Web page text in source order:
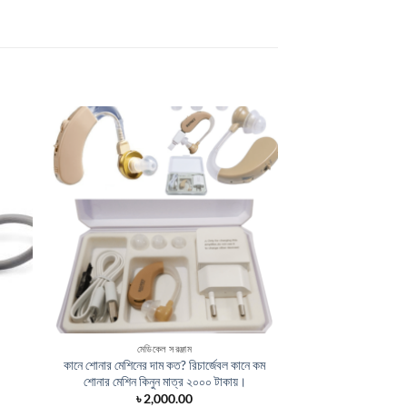
মেডিকেল সরঞ্জাম
কানে শোনার মেশিনের দাম কত? রিচার্জেবল কানে কম
শোনার মেশিন কিনুন মাত্র ২০০০ টাকায়।
৳2,000.00